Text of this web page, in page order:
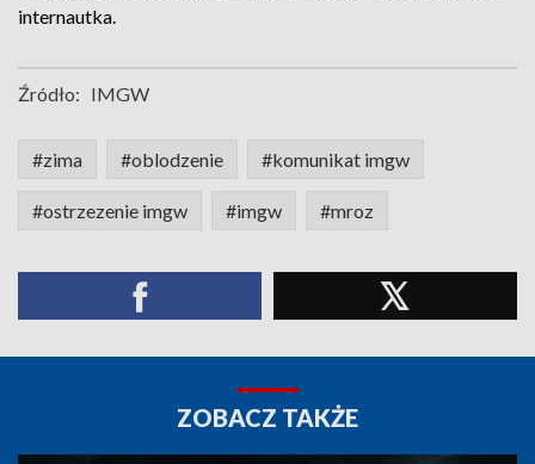
internautka.
Źródło: IMGW
#zima #oblodzenie #komunikat imgw
#ostrzezenie imgw #imgw #mroz
ZOBACZ TAKŻE